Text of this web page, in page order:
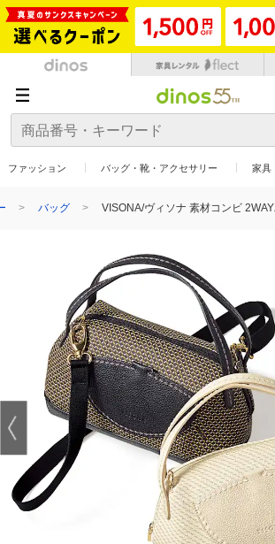
ファッション バッグ・靴・アクセサリー 家具
バッグ VISONA/ヴィソナ 素材コンビ